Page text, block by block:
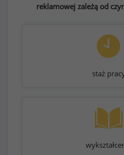
reklamowej zależą od
staż